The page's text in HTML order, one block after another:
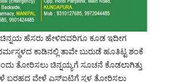
ಚಿನ್ನಯ ಹೆಸರು ಹೇಳಿದವರಿಗೂ ಕೂಡ ಇದೀಗ
ಕಾಡಿನಲ್ಲಿ ತಾವೇ ಬುರುಡೆ ಹೂತಿಟ್ಟ ಶಂಕೆ
ತೋರಿಸಲು ಚಿನ್ನಯ್ಯಗೆ ಸೂಚನೆ ಕೊಡಲಾಗಿತ್ತು
ಕಳೆ ಬರಹದ ವೇಳೆ ಎಸ್ಐಟಿಗೆ ಸ್ಥಳ ತೋರಿಸಲು